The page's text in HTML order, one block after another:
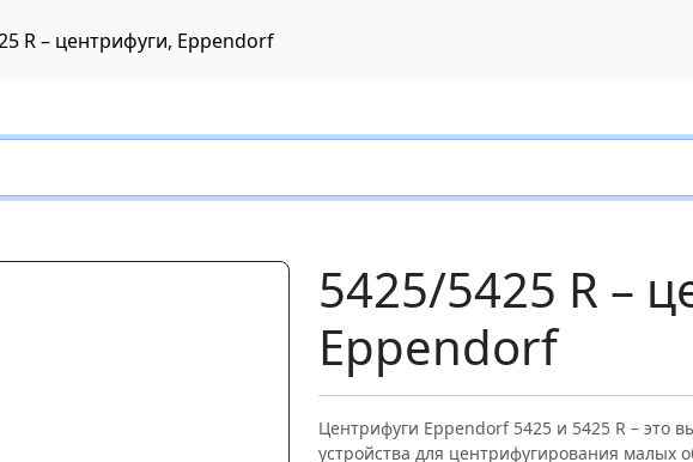
R – центрифуги, Eppendorf
5425/5425 R –
Eppendorf
Центрифуги Eppendorf 5425 и 5425 R – это
устройства для центрифугирования малых